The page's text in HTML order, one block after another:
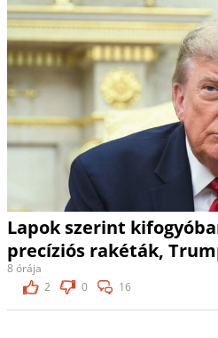
Lapok szerint
precíziós rakéták,
8 órája
2
0 16